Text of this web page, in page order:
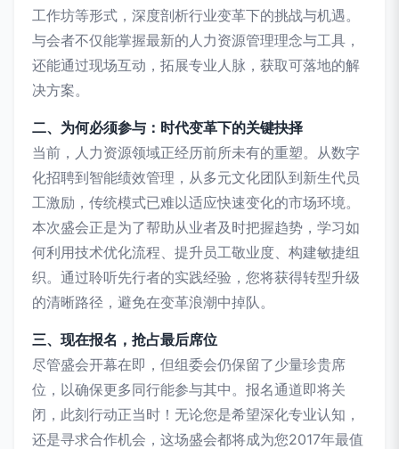
工作坊等形式，深度剖析行业变革下的挑战与机遇。
与会者不仅能掌握最新的人力资源管理理念与工具，
还能通过现场互动，拓展专业人脉，获取可落地的解
决方案。
二、为何必须参与：时代变革下的关键抉择
当前，人力资源领域正经历前所未有的重塑。从数字
化招聘到智能绩效管理，从多元文化团队到新生代员
工激励，传统模式已难以适应快速变化的市场环境。
本次盛会正是为了帮助从业者及时把握趋势，学习如
何利用技术优化流程、提升员工敬业度、构建敏捷组
织。通过聆听先行者的实践经验，您将获得转型升级
的清晰路径，避免在变革浪潮中掉队。
三、现在报名，抢占最后席位
尽管盛会开幕在即，但组委会仍保留了少量珍贵席
位，以确保更多同行能参与其中。报名通道即将关
闭，此刻行动正当时！无论您是希望深化专业认知，
还是寻求合作机会，这场盛会都将成为您2017年最值